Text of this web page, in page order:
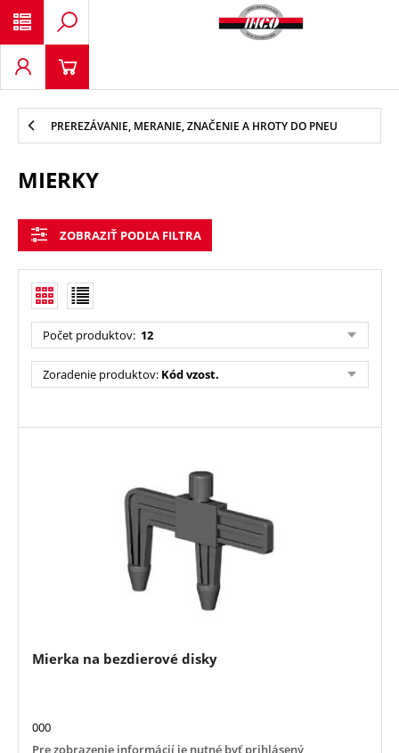
PREREZÁVANIE, MERANIE, ZNAČENIE A HROTY DO PNEU
MIERKY
ZOBRAZIŤ PODĽA FILTRA
Počet produktov: 12
Zoradenie produktov: Kód vzost.
Mierka na bezdierové disky
000
Pre zobrazenie informácií je nutné byť prihlásený